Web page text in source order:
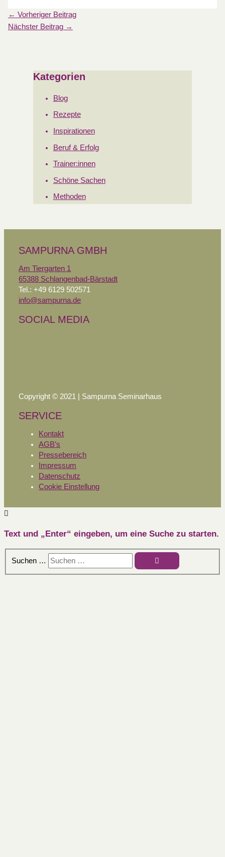
← Vorheriger Beitrag
Nächster Beitrag →
Kategorien
Blog
Rezepte
Inspirationen
Beruf & Erfolg
Trainer:innen
Schöne Sachen
Methoden
SAMPURNA GMBH
Am Tiergarten 1
65388 Schlangenbad-Bärstadt
Tel.: +49 6129 502571
info@sampurna.de
SOCIAL MEDIA
Copyright © 2021 | Sampurna Seminarhaus
SERVICE
Kontakt
AGB’s
Pressebereich
Impressum
Datenschutz
Cookie Einstellung
Text und „Enter“ eingeben, um eine Suche zu starten.
Suchen …